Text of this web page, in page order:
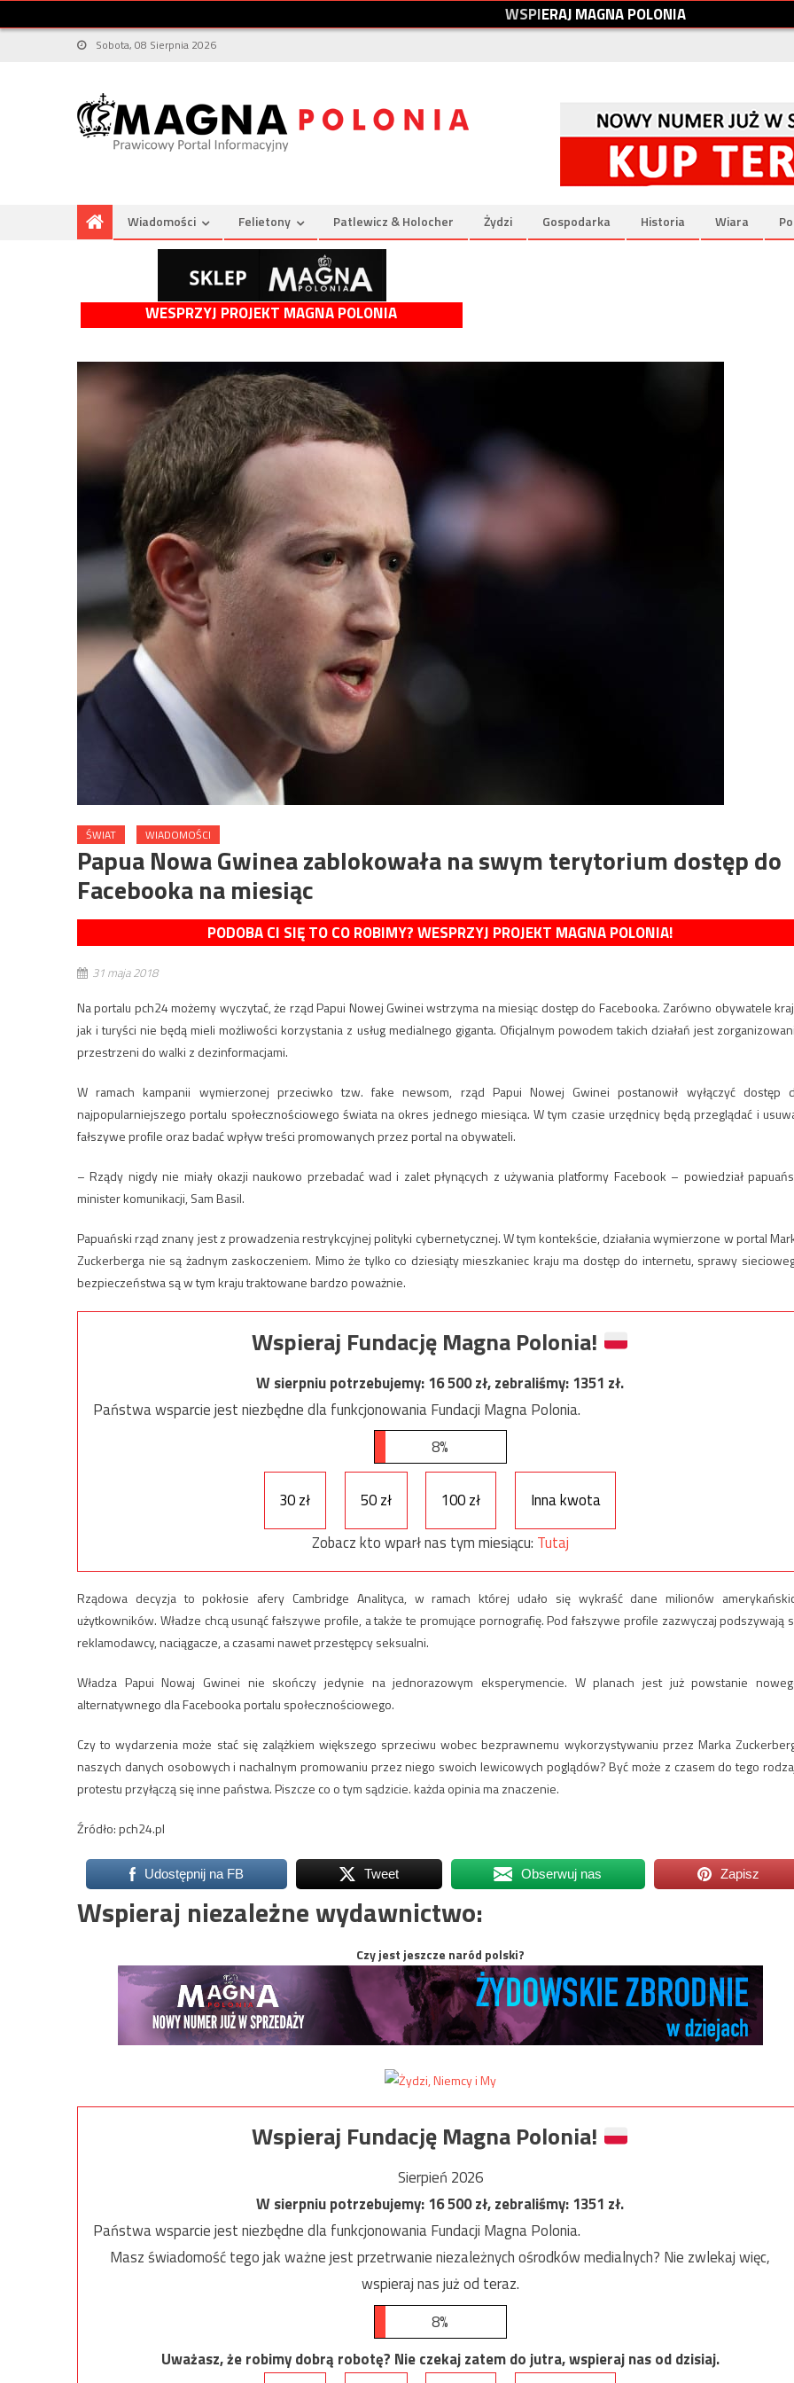
WSPIERAJMAGNAPOLONIA
Sobota, 08 Sierpnia 2026
Wiadomości Felietony Patlewicz & Holocher Żydzi Gospodarka Historia Wiara
WESPRZYJ PROJEKT MAGNA POLONIA
ŚWIAT WIADOMOŚCI
Papua Nowa Gwinea zablokowała na swym terytorium dostęp do
Facebooka na miesiąc
PODOBA CI SIĘ TO CO ROBIMY? WESPRZYJ PROJEKT MAGNA POLONIA!
31 maja 2018
Na portalu pch24 możemy wyczytać, że rząd Papui Nowej Gwinei wstrzyma na miesiąc dostęp do Facebooka. Zarówno obywatele
jak i turyści nie będą mieli możliwości korzystania z usług medialnego giganta. Oficjalnym powodem takich działań jest
przestrzeni do walki z dezinformacjami.
W ramach kampanii wymierzonej przeciwko tzw. fake newsom, rząd Papui Nowej Gwinei postanowił wyłączyć dostęp
najpopularniejszego portalu społecznościowego świata na okres jednego miesiąca. W tym czasie urzędnicy będą przeglądać i
fałszywe profile oraz badać wpływ treści promowanych przez portal na obywateli.
– Rządy nigdy nie miały okazji naukowo przebadać wad i zalet płynących z używania platformy Facebook – powiedział
minister komunikacji, Sam Basil.
Papuański rząd znany jest z prowadzenia restrykcyjnej polityki cybernetycznej. W tym kontekście, działania wymierzone w portal
Zuckerberga nie są żadnym zaskoczeniem. Mimo że tylko co dziesiąty mieszkaniec kraju ma dostęp do internetu, sprawy
bezpieczeństwa są w tym kraju traktowane bardzo poważnie.
Wspieraj Fundację Magna Polonia!
W sierpniu potrzebujemy:16 500zł, zebraliśmy:1351 zł.
Państwa wsparcie jest niezbędne dla funkcjonowania Fundacji Magna Polonia.
8%
30 zł 50 zł 100 zł
Inna kwota
Zobacz kto wparł nas tym miesiącu: Tutaj
Rządowa decyzja to pokłosie afery Cambridge Analityca, w ramach której udało się wykraść dane milionów
użytkowników. Władze chcą usunąć fałszywe profile, a także te promujące pornografię. Pod fałszywe profile zazwyczaj podszywają
reklamodawcy, naciągacze, a czasami nawet przestępcy seksualni.
Władza Papui Nowaj Gwinei nie skończy jedynie na jednorazowym eksperymencie. W planach jest już powstanie
alternatywnego dla Facebooka portalu społecznościowego.
Czy to wydarzenia może stać się zalążkiem większego sprzeciwu wobec bezprawnemu wykorzystywaniu przez Marka
naszych danych osobowych i nachalnym promowaniu przez niego swoich lewicowych poglądów? Być może z czasem do tego
protestu przyłączą się inne państwa. Piszcze co o tym sądzicie. każda opinia ma znaczenie.
Źródło: pch24.pl
Udostępnij na FB Tweet Obserwuj nas Zapisz
Wspieraj niezależne wydawnictwo:
Czy jest jeszcze naród polski?
Wspieraj Fundację Magna Polonia!
Sierpień 2026
W sierpniu potrzebujemy:16 500zł, zebraliśmy:1351 zł.
Państwa wsparcie jest niezbędne dla funkcjonowania Fundacji Magna Polonia.
Masz świadomość tego jak ważne jest przetrwanie niezależnych ośrodków medialnych? Nie zwlekaj więc,
wspieraj nas już od teraz.
8%
Uważasz, że robimy dobrą robotę? Nie czekaj zatem do jutra, wspieraj nas od dzisiaj.